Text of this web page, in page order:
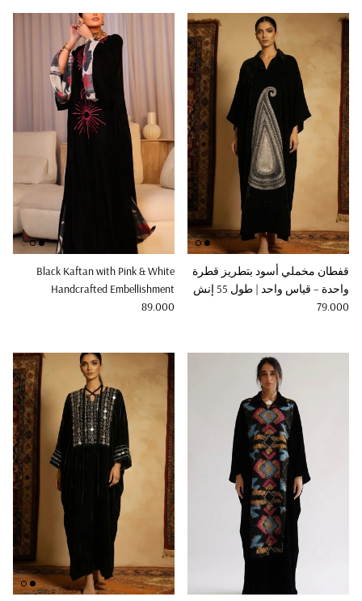
قفطان مخملي أسود بتطريز قطرة
واحدة – قياس واحد | طول 55 إنش
Regular price
79.000
Black Kaftan with Pink & White
Handcrafted Embellishment
Regular price
89.000